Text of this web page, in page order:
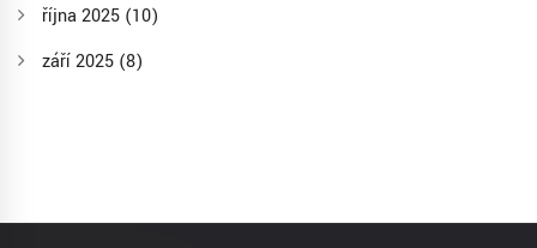
října 2025 (10)
září 2025 (8)